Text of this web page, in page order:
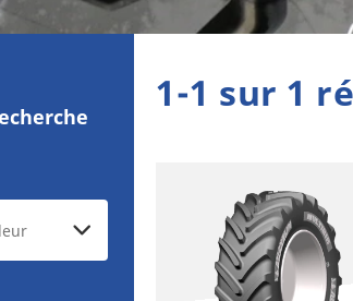
1-1 sur 1